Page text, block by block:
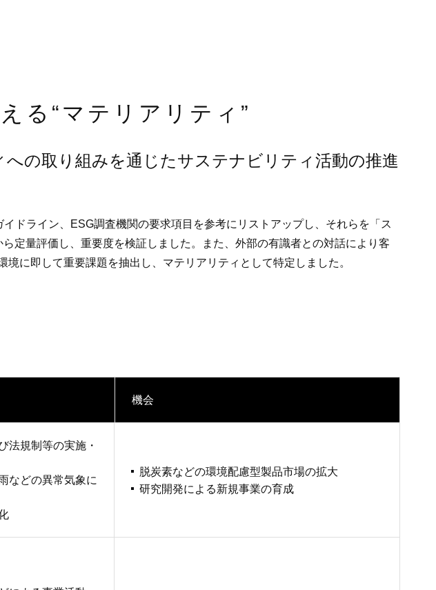
る“マテリアリティ”
の取り組みを通じたサステナビリティ活動の推進
ドライン、ESG調査機関の要求項目を参考にリストアップし、それらを「ス
定量評価し、重要度を検証しました。また、外部の有識者との対話により客
に即して重要課題を抽出し、マテリアリティとして特定しました。
機会
法規制等の実施・
などの異常気象に
脱炭素などの環境配慮型製品市場の拡大
研究開発による新規事業の育成